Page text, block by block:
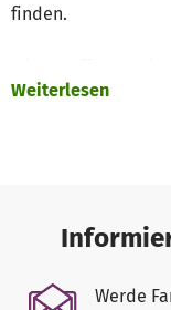
finden.
Emotionen fließen
entsteht so ein
FÖRDERER
Deutsche
Werke, BuntStiftung
Weiterlesen
Werde